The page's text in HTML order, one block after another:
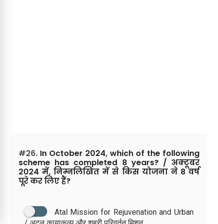
#26. In October 2024, which of the following
scheme has completed 8 years? / अक्टूबर
2024 में, निम्नलिखित में से किस योजना ने 8 वर्ष
पूरे कर लिए हैं?
Atal Mission for Rejuvenation and Urban